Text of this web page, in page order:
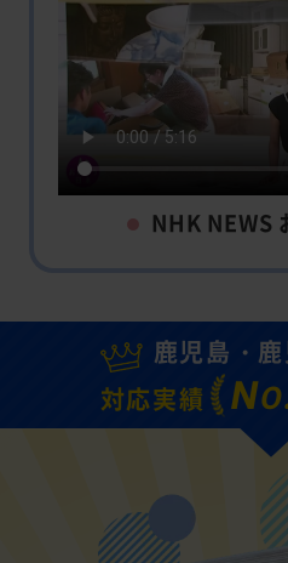
NHK NEWS
鹿児島・
対応実績
NO